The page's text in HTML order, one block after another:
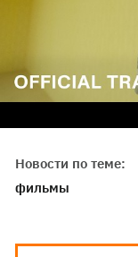
Новости по теме:
фильмы